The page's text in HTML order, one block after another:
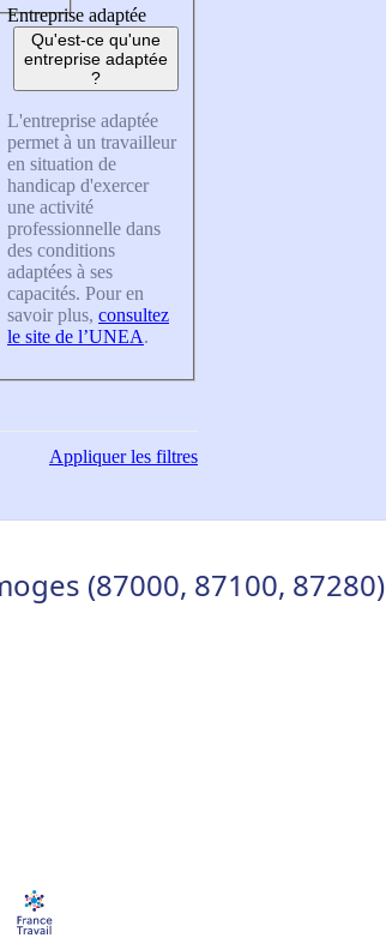
Entreprise adaptée
Qu'est-ce qu'une
entreprise adaptée
?
L'entreprise adaptée
permet à un travailleur
en situation de
handicap d'exercer
une activité
professionnelle dans
des conditions
adaptées à ses
capacités. Pour en
savoir plus, consultez
le site de l’UNEA.
Appliquerles filtres
(87000, 87100, 87280)